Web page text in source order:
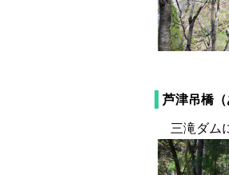
芦津吊橋（
三滝ダム